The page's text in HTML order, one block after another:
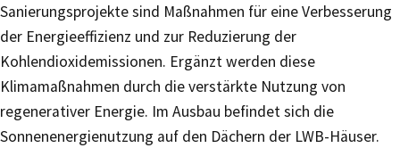
Sanierungsprojekte sind Maßnahmen für eine Verbesserung
der Energieeffizienz und zur Reduzierung der
Kohlendioxidemissionen. Ergänzt werden diese
Klimamaßnahmen durch die verstärkte Nutzung von
regenerativer Energie. Im Ausbau befindet sich die
Sonnenenergienutzung auf den Dächern der LWB-Häuser.